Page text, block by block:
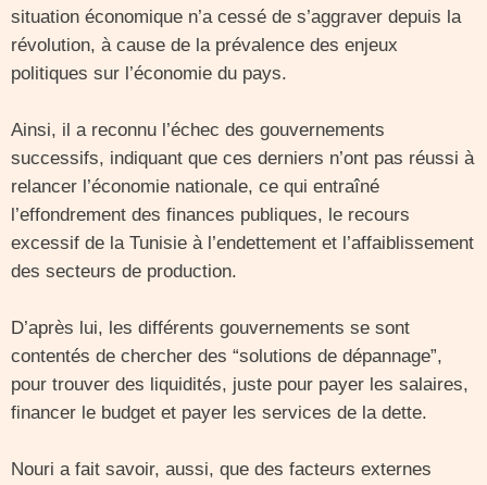
situation économique n’a cessé de s’aggraver depuis la
révolution, à cause de la prévalence des enjeux
politiques sur l’économie du pays.
Ainsi, il a reconnu l’échec des gouvernements
successifs, indiquant que ces derniers n’ont pas réussi à
relancer l’économie nationale, ce qui entraîné
l’effondrement des finances publiques, le recours
excessif de la Tunisie à l’endettement et l’affaiblissement
des secteurs de production.
D’après lui, les différents gouvernements se sont
contentés de chercher des “solutions de dépannage”,
pour trouver des liquidités, juste pour payer les salaires,
financer le budget et payer les services de la dette.
Nouri a fait savoir, aussi, que des facteurs externes